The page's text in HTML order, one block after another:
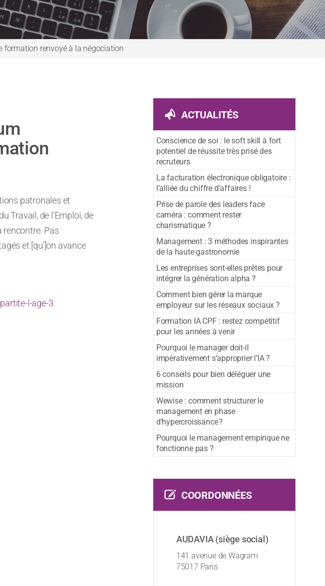
formation renvoyé à la négociation
patronales et
Travail, de l’Emploi, de
rencontre. Pas
et [qu’]on avance
l-age-3
ACTUALITÉS
Conscience de soi : le soft skill à fort
potentiel de réussite très prisé des
recruteurs
La facturation électronique obligatoire :
l’alliée du chiffre d’affaires !
Prise de parole des leaders face
caméra : comment rester
charismatique ?
Management : 3 méthodes inspirantes
de la haute gastronomie
Les entreprises sont-elles prêtes pour
intégrer la génération alpha ?
Comment bien gérer la marque
employeur sur les réseaux sociaux ?
Formation IA CPF : restez compétitif
pour les années à venir
Pourquoi le manager doit-il
impérativement s’approprier l’IA ?
6 conseils pour bien déléguer une
mission
Wewise : comment structurer le
management en phase
d’hypercroissance ?
Pourquoi le management empirique ne
fonctionne pas ?
COORDONNÉES
AUDAVIA (siège social)
141 avenue de Wagram
75017 Paris